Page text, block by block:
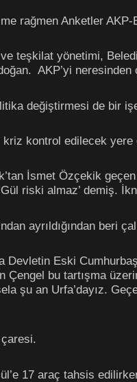
rağmen Anketler
teşkilat yönetimi,
AKP’yi
değiştirmesi de bir
kriz kontrol edilecek
İsmet Özçekik
riski almaz’ demiş.
ayrıldığından beri
Devletin Eski
Çengel bu tartışma
şu an Urfa’dayız.
çaresi.
17 araç tahsis